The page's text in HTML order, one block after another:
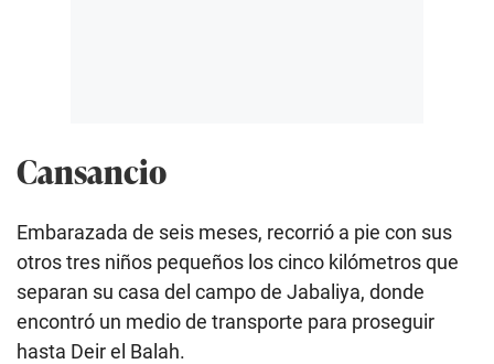
Cansancio
Embarazada de seis meses, recorrió a pie con sus
otros tres niños pequeños los cinco kilómetros que
separan su casa del campo de Jabaliya, donde
encontró un medio de transporte para proseguir
hasta Deir el Balah.